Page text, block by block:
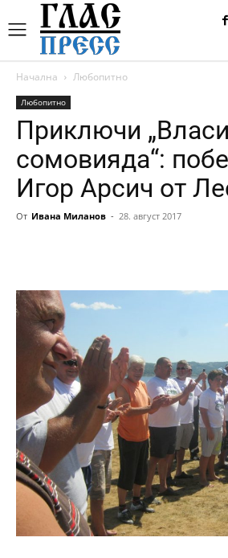
Начална Любопитно
Любопитно
Приключи
сомовияда“:
Игор Арсич от
От Ивана Миланов - 28. август 2017